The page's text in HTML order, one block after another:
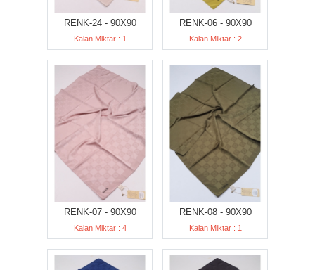
RENK-24 - 90X90
Kalan Miktar : 1
RENK-06 - 90X90
Kalan Miktar : 2
RENK-07 - 90X90
Kalan Miktar : 4
RENK-08 - 90X90
Kalan Miktar : 1